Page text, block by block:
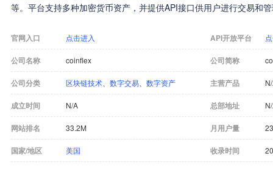
等。平台支持多种加密货币资产，并提供API接口供用户进行交易和
官网入口 点击进入 API开放平台
公司名称 coinflex 公司简称
公司分类 区块链技术 数字交易 数字资产 主营产品
成立时间 N/A 总部地址
网站排名 33.2M 月用户量
国家/地区 美国 收录时间